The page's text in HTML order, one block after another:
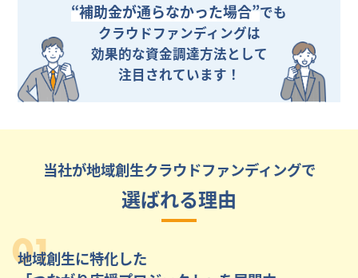
“補助金が通らなかった場合”でも
クラウドファンディングは
効果的な資金調達方法として
注目されています！
当社が地域創生クラウドファンディングで
選ばれる理由
01
地域創生に特化した